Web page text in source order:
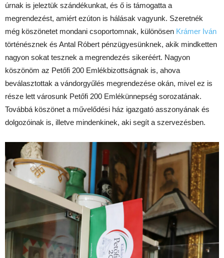
úrnak is jeleztük szándékunkat, és ő is támogatta a
megrendezést, amiért ezúton is hálásak vagyunk. Szeretnék
még köszönetet mondani csoportomnak, különösen Krámer Iván
történésznek és Antal Róbert pénzügyesünknek, akik mindketten
nagyon sokat tesznek a megrendezés sikeréért. Nagyon
köszönöm az Petőfi 200 Emlékbizottságnak is, ahova
beválasztottak a vándorgyűlés megrendezése okán, mivel ez is
része lett városunk Petőfi 200 Emlékünnepség sorozatának.
Továbbá köszönet a művelődési ház igazgató asszonyának és
dolgozóinak is, illetve mindenkinek, aki segít a szervezésben.